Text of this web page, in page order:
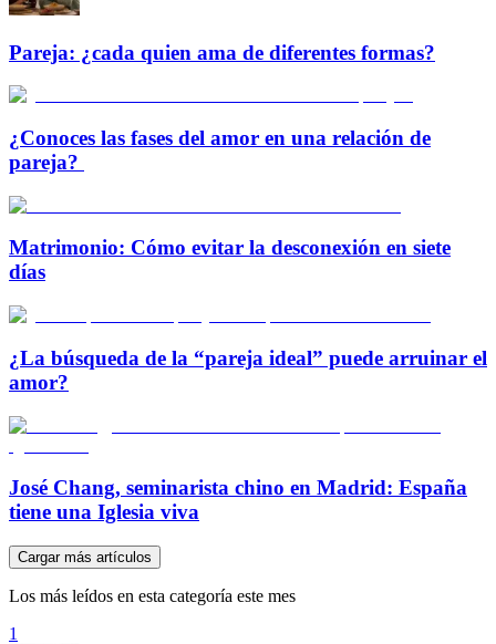
Pareja: ¿cada quien ama de diferentes formas?
¿Conoces las fases del amor en una relación de
pareja?
Matrimonio: Cómo evitar la desconexión en siete
días
¿La búsqueda de la “pareja ideal” puede arruinar el
amor?
José Chang, seminarista chino en Madrid: España
tiene una Iglesia viva
Cargar más artículos
Los más leídos en esta categoría este mes
1